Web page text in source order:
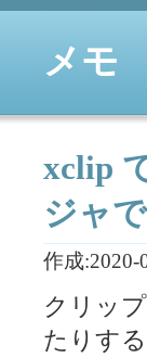
メモ
xclip
ジャ
作成:2020-
クリッ
たりす